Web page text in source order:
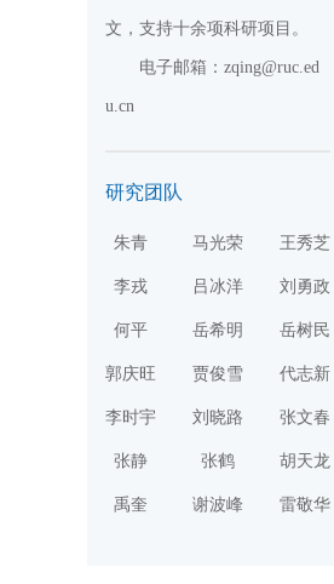
文，支持十余项科研项目。
电子邮箱： zqing@ruc.ed
u.cn
研究团队
朱青 马光荣 王秀芝
李戎 吕冰洋 刘勇政
何平 岳希明 岳树民
郭庆旺 贾俊雪 代志新
李时宇 刘晓路 张文春
张静 张鹤 胡天龙
禹奎 谢波峰 雷敬华